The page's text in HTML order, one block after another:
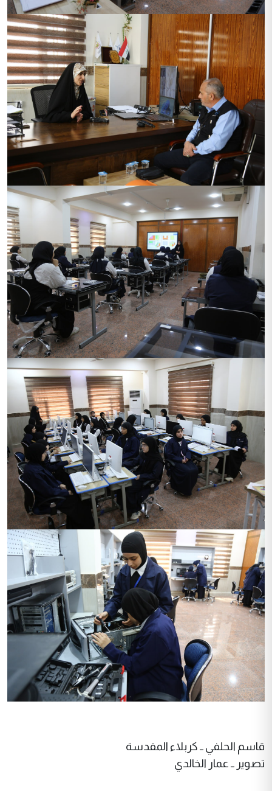
قاسم الحلفي ــ كربلاء المقدسة
تصوير ــ عمار الخالدي